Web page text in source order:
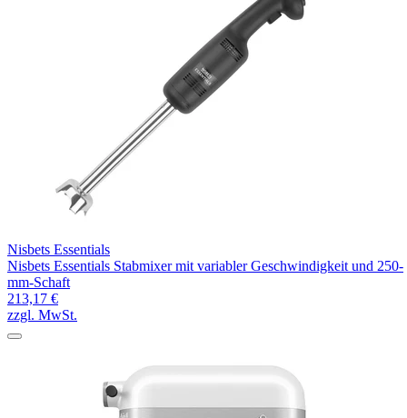
Nisbets Essentials
Nisbets Essentials Stabmixer mit variabler Geschwindigkeit und 250-
mm-Schaft
213,17 €
zzgl. MwSt.